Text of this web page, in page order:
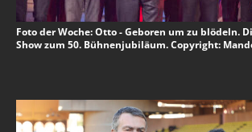
Foto der Woche: Otto - Geboren um zu blödeln.
Show zum 50. Bühnenjubiläum. Copyright: